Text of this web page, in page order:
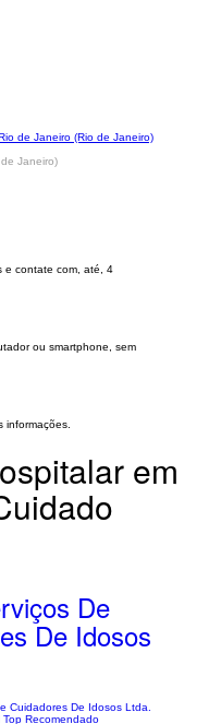
de Janeiro (Rio de Janeiro)
Janeiro)
e contate com, até, 4
ou smartphone, sem
informações.
em
De
De Idosos